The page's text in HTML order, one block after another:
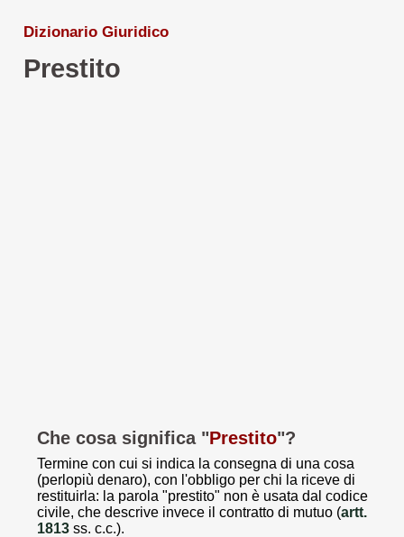
Dizionario Giuridico
Prestito
Che cosa significa "Prestito"?
Termine con cui si indica la consegna di una cosa
(perlopiù denaro), con l'obbligo per chi la riceve di
restituirla: la parola "prestito" non è usata dal codice
civile, che descrive invece il contratto di mutuo (artt.
1813 ss. c.c.).